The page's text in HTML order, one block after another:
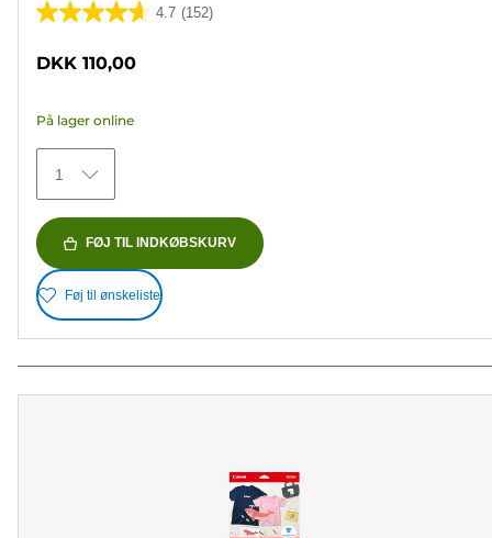
4.7 (152)
4.7
af
stjerner.
152
anmeldelser
DKK 110,00
På lager online
1
FØJ TIL INDKØBSKURV
Føj til ønskeliste